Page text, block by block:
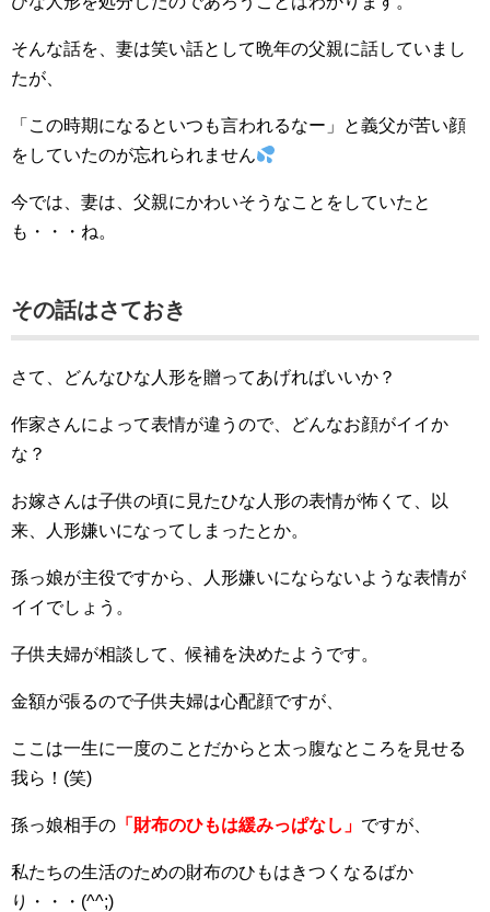
そんな話を、妻は笑い話として晩年の父親に話していまし
たが、
「この時期になるといつも言われるなー」と義父が苦い顔
をしていたのが忘れられません
今では、妻は、父親にかわいそうなことをしていたと
も・・・ね。
その話はさておき
さて、どんなひな人形を贈ってあげればいいか？
作家さんによって表情が違うので、どんなお顔がイイか
な？
お嫁さんは子供の頃に見たひな人形の表情が怖くて、以
来、人形嫌いになってしまったとか。
孫っ娘が主役ですから、人形嫌いにならないような表情が
イイでしょう。
子供夫婦が相談して、候補を決めたようです。
金額が張るので子供夫婦は心配顔ですが、
ここは一生に一度のことだからと太っ腹なところを見せる
我ら！(笑)
孫っ娘相手の 「財布のひもは緩みっぱなし」 ですが、
私たちの生活のための財布のひもはきつくなるばか
り・・・(^^;)